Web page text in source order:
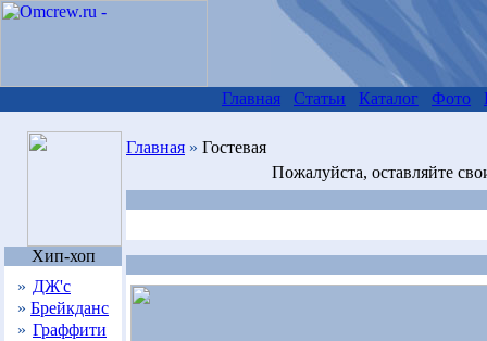
Хип-хоп
» ДЖ'с
» Брейкданс
» Граффити
Главная Статьи Каталог Фото
Главная » Гостевая
Пожалуйста, оставляйте